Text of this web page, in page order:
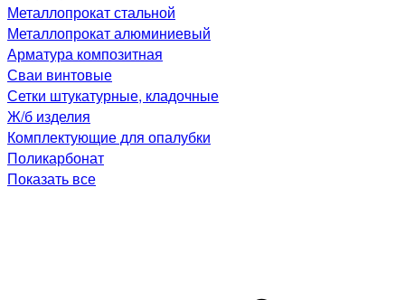
Металлопрокат стальной
Металлопрокат алюминиевый
Арматура композитная
Сваи винтовые
Сетки штукатурные, кладочные
Ж/б изделия
Комплектующие для опалубки
Поликарбонат
Показать все